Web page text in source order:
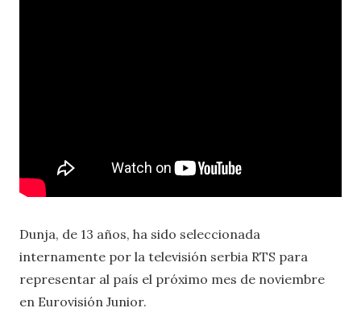
Dunja, de 13 años, ha sido seleccionada
internamente por la televisión serbia RTS para
representar al país el próximo mes de noviembre
en Eurovisión Junior.